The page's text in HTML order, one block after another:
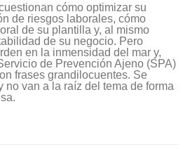
cómo optimizar su
de riesgos laborales, cómo
de su plantilla y, al mismo
de su negocio. Pero
en la inmensidad del mar y,
de Prevención Ajeno (SPA)
frases grandilocuentes. Se
no van a la raíz del tema de forma